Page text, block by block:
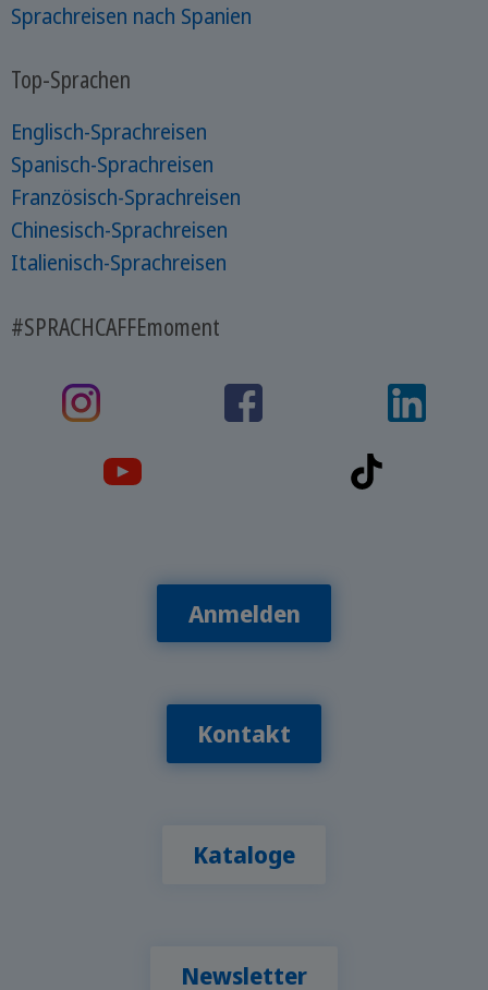
Sprachreisen nach Spanien
Top-Sprachen
Englisch-Sprachreisen
Spanisch-Sprachreisen
Französisch-Sprachreisen
Chinesisch-Sprachreisen
Italienisch-Sprachreisen
#SPRACHCAFFEmoment
Anmelden
Kontakt
Kataloge
Newsletter